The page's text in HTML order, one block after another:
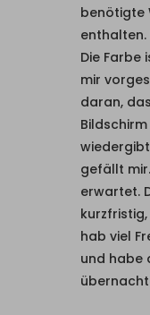
benötigte
Die Farbe
mir
daran,
gefällt
erwartet.
hab viel
und habe